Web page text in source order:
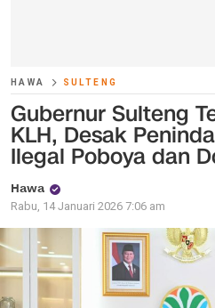
HAWA SULTENG
Gubernur Sulteng
KLH, Desak
Ilegal Poboya dan
Hawa
Rabu, 14 Januari 2026 7:06 am